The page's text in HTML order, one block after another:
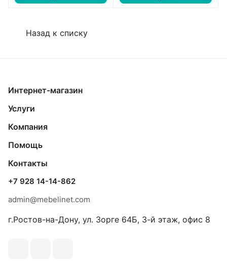
Назад к списку
Интернет-магазин
Услуги
Компания
Помощь
Контакты
+7 928 14-14-862
admin@mebelinet.com
г.Ростов-на-Дону, ул. Зорге 64Б, 3-й этаж, офис 8